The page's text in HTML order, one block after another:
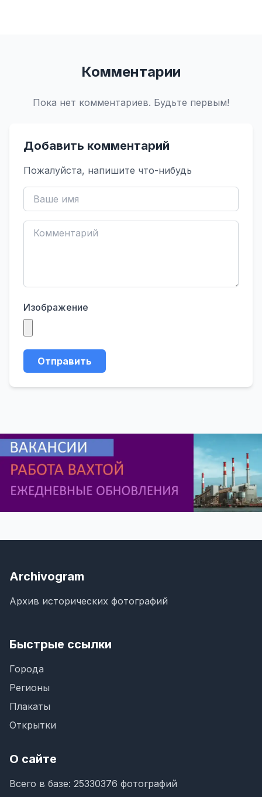
Комментарии
Пока нет комментариев. Будьте первым!
Добавить комментарий
Пожалуйста, напишите что-нибудь
Изображение
Отправить
Archivogram
Архив исторических фотографий
Быстрые ссылки
Города
Регионы
Плакаты
Открытки
О сайте
Всего в базе: 25330376 фотографий